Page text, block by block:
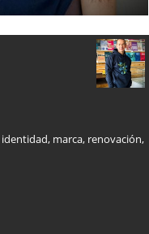
identidad, marca, renovación,